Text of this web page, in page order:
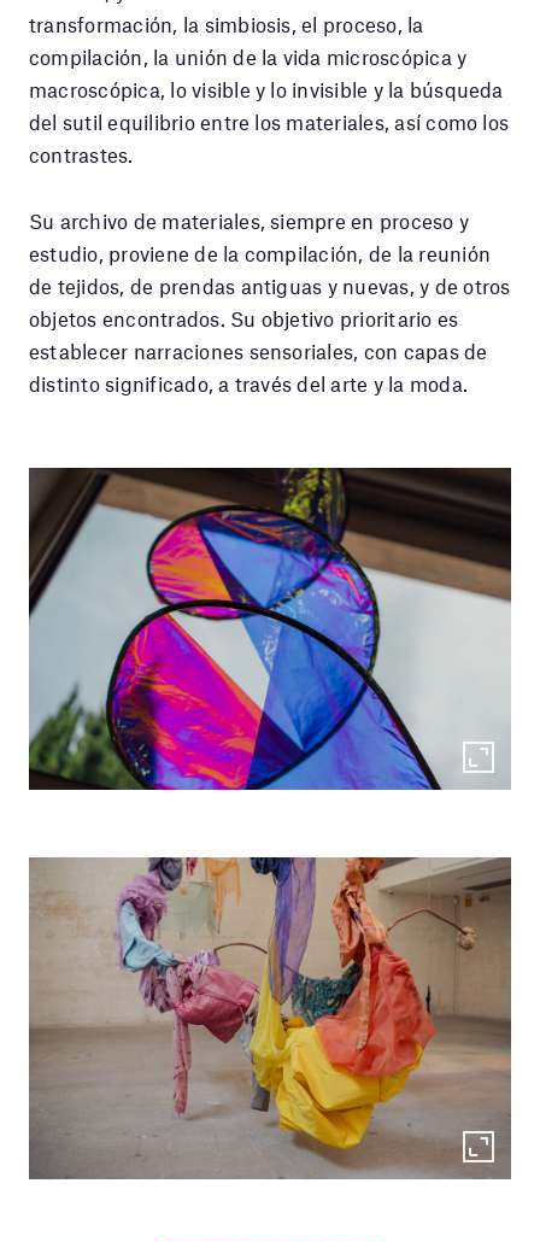
transformación, la simbiosis, el proceso, la
compilación, la unión de la vida microscópica y
macroscópica, lo visible y lo invisible y la búsqueda
del sutil equilibrio entre los materiales, así como los
contrastes.
Su archivo de materiales, siempre en proceso y
estudio, proviene de la compilación, de la reunión
de tejidos, de prendas antiguas y nuevas, y de otros
objetos encontrados. Su objetivo prioritario es
establecer narraciones sensoriales, con capas de
distinto significado, a través del arte y la moda.